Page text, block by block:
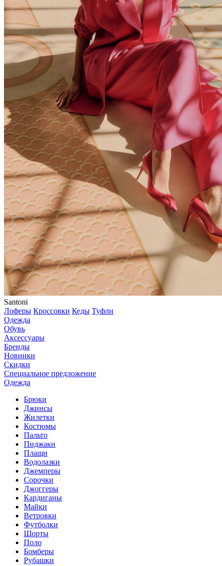
Santoni
Лоферы Кроссовки Кеды Туфли
Одежда
Обувь
Аксессуары
Бренды
Новинки
Скидки
Специальное предложение
Одежда
Брюки
Джинсы
Жилетки
Костюмы
Пальто
Пиджаки
Плащи
Водолазки
Джемперы
Сорочки
Джоггеры
Кардиганы
Майки
Ветровки
Футболки
Шорты
Поло
Бомберы
Рубашки